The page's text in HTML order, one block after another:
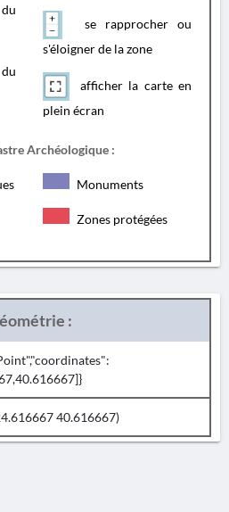
se rapprocher ou
s'éloigner de la zone
afficher la carte en
plein écran
Archéologique :
Monuments
Zones protégées
:
40.616667)